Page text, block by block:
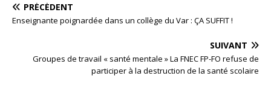
PRÉCÉDENT
Enseignante poignardée dans un collège du Var : ÇA SUFFIT !
SUIVANT
Groupes de travail « santé mentale » La FNEC FP-FO refuse de
participer à la destruction de la santé scolaire